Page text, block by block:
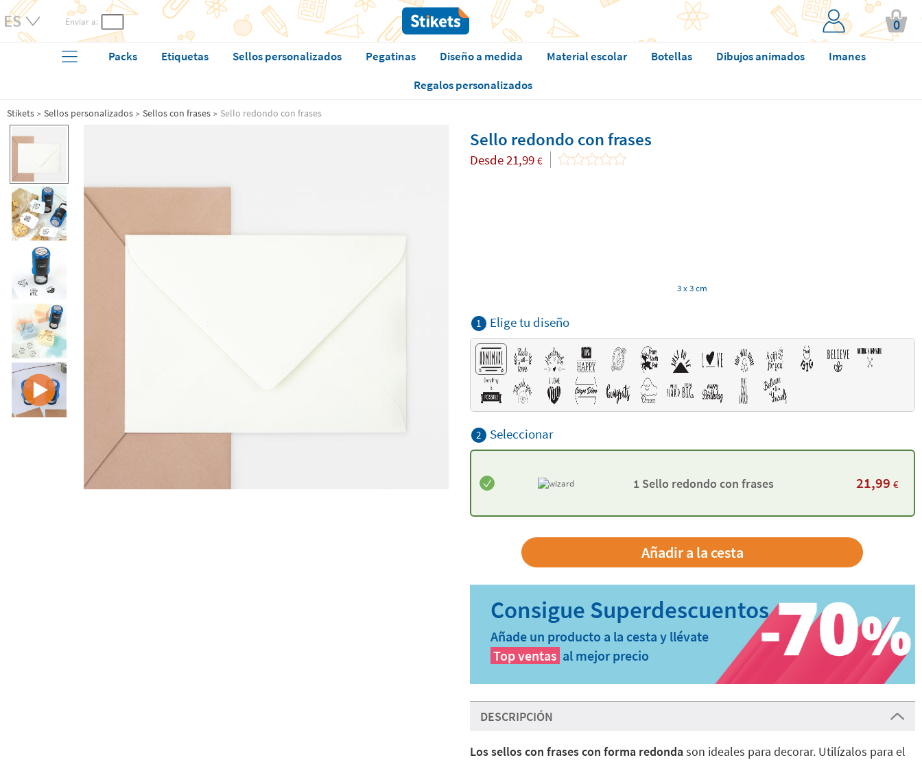
Enviar a: 0
Packs Etiquetas Sellos personalizados Pegatinas Diseño a medida Material escolar Botellas Dibujos animados
Imanes
Regalos personalizados
Stikets Sellos personalizados Sellos con frases Sello redondo con frases
Sello redondo con frases
Desde21,99 €
3 x 3 cm
1 Elige tu diseño
2 Seleccionar
1 Sello redondo con frases 21,99 €
Añade un producto a la cesta y llévate
Top ventas al mejor precio
DESCRIPCIÓN
Los sellos con frases con forma redondason ideales para decorar. Utilízalos para el